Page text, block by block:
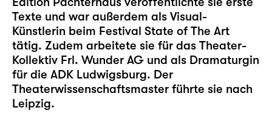
Texte und war außerdem als Visual-
Künstlerin beim Festival State of The Art
tätig. Zudem arbeitete sie für das Theater-
Kollektiv Frl. Wunder AG und als Dramaturgin
für die ADK Ludwigsburg. Der
Theaterwissenschaftsmaster führte sie nach
Leipzig.